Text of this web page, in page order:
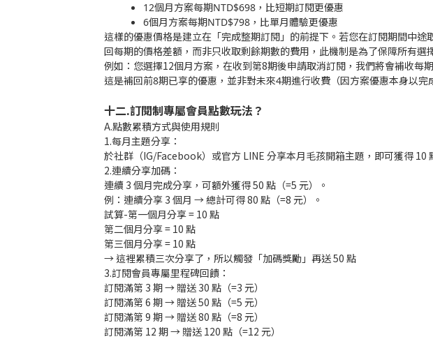
12個月方案每期NTD$698，比短期訂閱更優惠
6個月方案每期NTD$798，比單月體驗更優惠
這樣的優惠價格是建立在「完成整期訂閱」的前提下。若您在訂閱期間中
回每期的價格差額，而非只收取剩餘期數的費用，此機制是為了保障所有選
例如：您選擇12個月方案，在收到第8期後申請取消訂閱，我們將會補收每
這是補回前8期已享的優惠，並非對未來4期進行收費（因方案優惠本身以完
十二.訂閱制專屬會員點數玩法？
A.點數累積方式與使用規則
1.每月主題分享：
於社群（IG/Facebook）或官方 LINE 分享本月毛孩開箱主題，即可獲得 10
2.連續分享加碼：
連續 3 個月完成分享，可額外獲得 50 點（=5 元）。
例：連續分享 3 個月 → 總計可得 80 點（=8 元）。
試算-第一個月分享 = 10 點
第二個月分享 = 10 點
第三個月分享 = 10 點
→ 這裡累積三次分享了，所以觸發「加碼獎勵」再送 50 點
3.訂閱會員專屬里程碑回饋：
訂閱滿第 3 期 → 贈送 30 點（=3 元）
訂閱滿第 6 期 → 贈送 50 點（=5 元）
訂閱滿第 9 期 → 贈送 80 點（=8 元）
訂閱滿第 12 期 → 贈送 120 點（=12 元）